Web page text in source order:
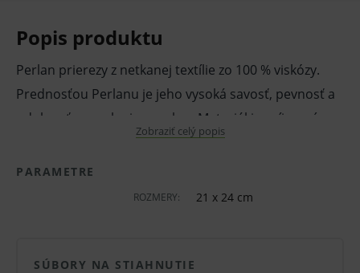
Popis produktu
Perlan prierezy z netkanej textílie zo 100 % viskózy.
Prednosťou Perlanu je jeho vysoká savosť, pevnosť a
odolnosť za sucha i za mokra. Materiál je príjemný na
dotyk. Perlan je vhodný pre priamy styk s pokožkou i
potravinami. Vyrába sa z prírodného materiálu, je
ekologicky odbúrateľný a možno ho likvidovať aj
Používa sa v zdravotníctve ako podložka pod
Zobraziť celý popis
PARAMETRE
ROZMERY: 21 x 24 cm
SÚBORY NA STIAHNUTIE